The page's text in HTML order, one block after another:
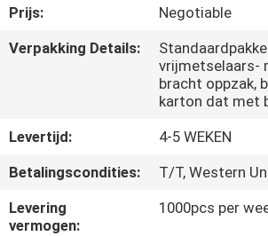
CONTACTEER
ONS
GEVALLEN
Prijs:
Negotiable
Verpakking Details:
vrijmetselaars-
bracht oppzak,
karton dat met
Levertijd:
4-5 WEKEN
Betalingscondities:
T/T, Western
Levering
vermogen:
1000pcs per